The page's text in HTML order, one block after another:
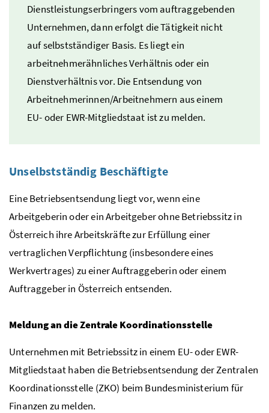
Dienstleistungserbringers vom auftraggebenden
Unternehmen, dann erfolgt die Tätigkeit nicht
auf selbstständiger Basis. Es liegt ein
arbeitnehmerähnliches Verhältnis oder ein
Dienstverhältnis vor. Die Entsendung von
Arbeitnehmerinnen/Arbeitnehmern aus einem
EU- oder EWR-Mitgliedstaat ist zu melden.
Unselbstständig Beschäftigte
Eine Betriebsentsendung liegt vor, wenn eine
Arbeitgeberin oder ein Arbeitgeber ohne Betriebssitz in
Österreich ihre Arbeitskräfte zur Erfüllung einer
vertraglichen Verpflichtung (insbesondere eines
Werkvertrages) zu einer Auftraggeberin oder einem
Auftraggeber in Österreich entsenden.
Meldung an die Zentrale Koordinationsstelle
Unternehmen mit Betriebssitz in einem EU-oderEWR-
Mitgliedstaat haben die Betriebsentsendung der Zentralen
Koordinationsstelle (ZKO) beim Bundesministerium für
Finanzen zu melden.